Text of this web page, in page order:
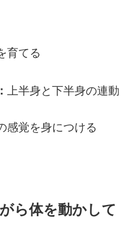
育てる
上半身と下半身の連動
感覚を身につける
ら体を動かして